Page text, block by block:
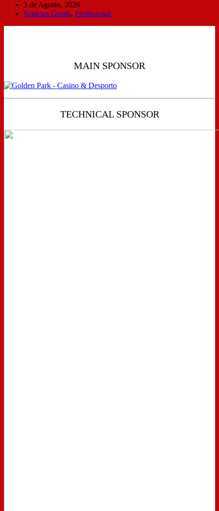
3 de Agosto, 2026
Notícias Gerais, Profissional
MAIN SPONSOR
TECHNICAL SPONSOR